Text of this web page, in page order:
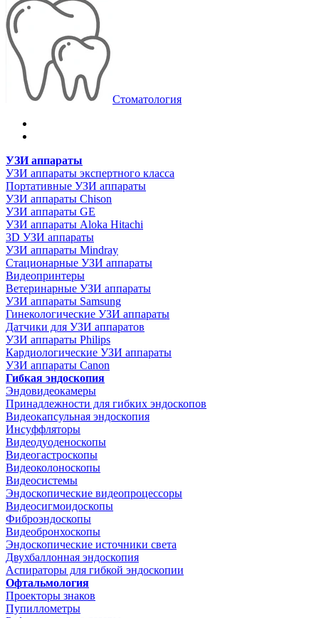
Стоматология
УЗИ аппараты
УЗИ аппараты экспертного класса
Портативные УЗИ аппараты
УЗИ аппараты Chison
УЗИ аппараты GE
УЗИ аппараты Aloka Hitachi
3D УЗИ аппараты
УЗИ аппараты Mindray
Стационарные УЗИ аппараты
Видеопринтеры
Ветеринарные УЗИ аппараты
УЗИ аппараты Samsung
Гинекологические УЗИ аппараты
Датчики для УЗИ аппаратов
УЗИ аппараты Philips
Кардиологические УЗИ аппараты
УЗИ аппараты Canon
Гибкая эндоскопия
Эндовидеокамеры
Принадлежности для гибких эндоскопов
Видеокапсульная эндоскопия
Инсуффляторы
Видеодуоденоскопы
Видеогастроскопы
Видеоколоноскопы
Видеосистемы
Эндоскопические видеопроцессоры
Видеосигмоидоскопы
Фиброэндоскопы
Видеобронхоскопы
Эндоскопические источники света
Двухбаллонная эндоскопия
Аспираторы для гибкой эндоскопии
Офтальмология
Проекторы знаков
Пупиллометры